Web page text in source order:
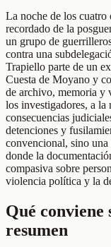
La noche de los cuatro
recordado de la
un grupo de
contra una
Trapiello parte de un
Cuesta de Moyano y
de archivo, memoria y
los investigadores, a la
consecuencias
detenciones y
convencional, sino
donde la
compasiva sobre
violencia política y la
Qué conviene
resumen